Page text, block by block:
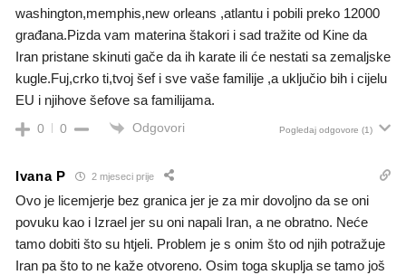
washington,memphis,new orleans ,atlantu i pobili preko 12000
građana.Pizda vam materina štakori i sad tražite od Kine da
Iran pristane skinuti gače da ih karate ili će nestati sa zemaljske
kugle.Fuj,crko ti,tvoj šef i sve vaše familije ,a uključio bih i cijelu
EU i njihove šefove sa familijama.
0 0 Odgovori Pogledaj odgovore (1)
Ivana P 2 mjeseci prije
Ovo je licemjerje bez granica jer je za mir dovoljno da se oni
povuku kao i Izrael jer su oni napali Iran, a ne obratno. Neće
tamo dobiti što su htjeli. Problem je s onim što od njih potražuje
Iran pa što to ne kaže otvoreno. Osim toga skuplja se tamo još